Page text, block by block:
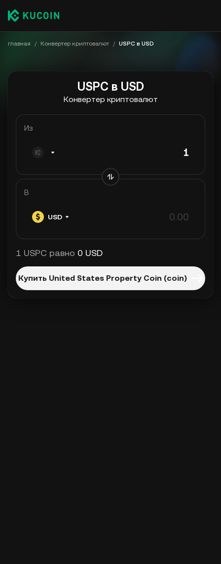
главная / Конвертер криптовалют / USPC в USD
USPC в USD
Конвертер криптовалют
Из
В
USD
1 USPC равно 0 USD
Купить United States Property Coin (coin)